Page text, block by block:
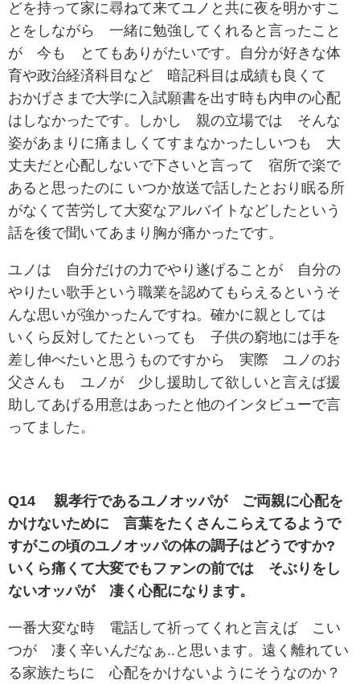
どを持って家に尋ねて来てユノと共に夜を明かすこ
とをしながら 一緒に勉強してくれると言ったこと
が 今も とてもありがたいです。自分が好きな体
育や政治経済科目など 暗記科目は成績も良くて
おかげさまで大学に入試願書を出す時も内申の心配
はしなかったです。しかし 親の立場では そんな
姿があまりに痛ましくてすまなかったしいつも 大
丈夫だと心配しないで下さいと言って 宿所で楽で
あると思ったのに いつか放送で話したとおり眠る所
がなくて苦労して大変なアルバイトなどしたという
話を後で聞いてあまり胸が痛かったです。
ユノは 自分だけの力でやり遂げることが 自分の
やりたい歌手という職業を認めてもらえるというそ
んな思いが強かったんですね。確かに親としては
いくら反対してたといっても 子供の窮地には手を
差し伸べたいと思うものですから 実際 ユノのお
父さんも ユノが 少し援助して欲しいと言えば援
助してあげる用意はあったと他のインタビューで言
ってました。
Q14 親孝行であるユノオッパが ご両親に心配を
かけないために 言葉をたくさんこらえてるようで
すがこの頃のユノオッパの体の調子はどうですか?
いくら痛くて大変でもファンの前では そぶりをし
ないオッパが 凄く心配になります。
一番大変な時 電話して祈ってくれと言えば こい
つが 凄く辛いんだなぁ..と思います。遠く離れてい
る家族たちに 心配をかけないようにそうなのか？